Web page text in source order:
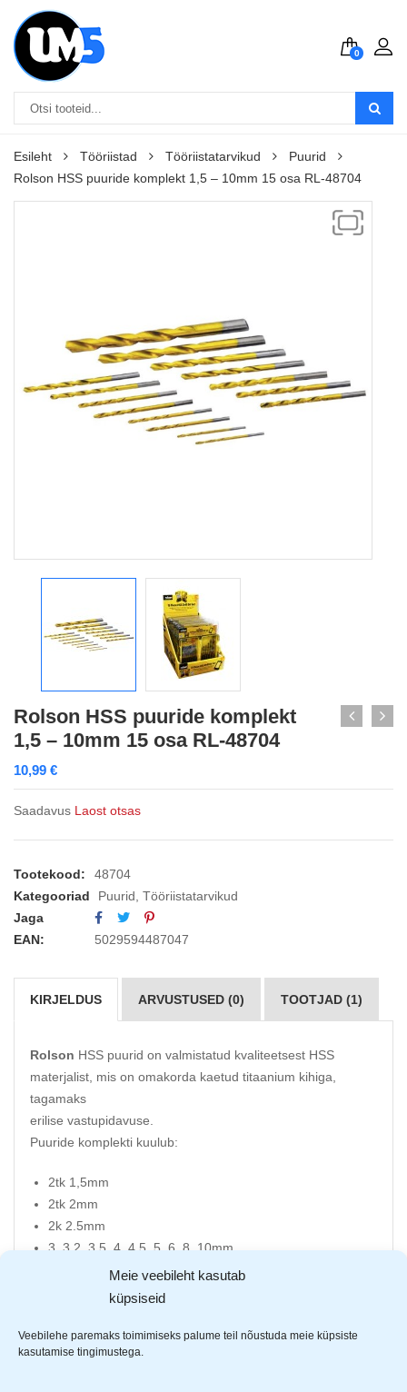
Meie veebileht kasutab
küpsiseid
Veebilehe paremaks toimimiseks palume teil nõustuda meie küpsiste
kasutamise tingimustega.
0
Esileht Tööriistad Tööriistatarvikud
Puurid
Rolson HSS puuride komplekt 1,5 – 10mm 15 osa RL-48704
Rolson HSS puuride komplekt
1,5 – 10mm 15 osa RL-48704
10,99 €
Saadavus Laost otsas
Tootekood:
48704
Kategooriad
Puurid Tööriistatarvikud
Jaga
EAN:
5029594487047
KIRJELDUS ARVUSTUSED (0) TOOTJAD (1)
Rolson HSS puurid on valmistatud kvaliteetsest HSS
materjalist, mis on omakorda kaetud titaanium kihiga,
tagamaks
erilise vastupidavuse.
Puuride komplekti kuulub:
2tk 1,5mm
2tk 2mm
2k 2.5mm
3, 3.2, 3.5, 4, 4.5, 5, 6, 8, 10mm